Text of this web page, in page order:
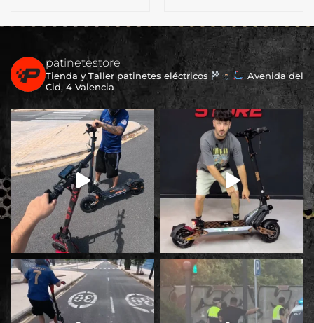
patinetestore_
Tienda y Taller patinetes eléctricos
Avenida del
Cid, 4 Valencia